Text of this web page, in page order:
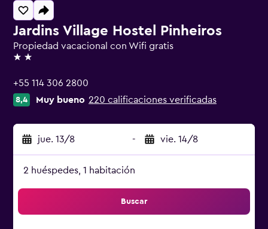
Jardins Village Hostel Pinheiros
Propiedad vacacional con Wifi gratis
2 estrellas
+55 114 306 2800
8,4 Muy bueno 220 calificaciones verificadas
jue. 13/8 - vie. 14/8
2 huéspedes, 1 habitación
Buscar